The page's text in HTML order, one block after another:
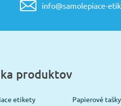
info@samolepiace-
produktov
etikety
Papierové tašky